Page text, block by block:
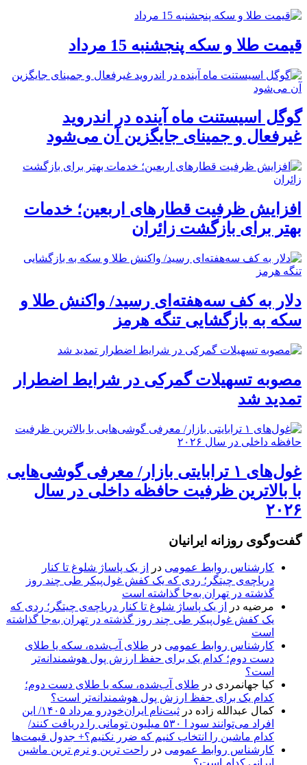
قیمت طلا و سکه پنجشنبه 15 مرداد
گوگل اسیستنت ماه آینده در اندروید
غیرفعال و جمینای جایگزین آن می‌شود
افزایش ظرفیت قطارهای اربعین؛ خدمات
بهتر برای بازگشت زائران
دلار به کف سه‌هفته‌ای رسید/ واکنش طلا و
سکه به بازگشایی تنگه هرمز
مصوبه تسهیلات گمرکی در شرایط اضطرار
تمدید شد
غول‌های ۱ ترابایتی بازار/ معرفی گوشی‌هایی
با بالاترین ظرفیت حافظه داخلی در سال
۲۰۲۶
گفت‌وگوی روزانه ایرانیان
کارشناس روابط عمومی در
از یک پاساژ شلوغ تا کنار
دریاچه‌ی چیتگر؛ ردی که یک کفش غول‌پیکر طی چند روز
گذشته در تهران به‌جا گذاشته است
مرضیه در
از یک پاساژ شلوغ تا کنار دریاچه‌ی چیتگر؛ ردی که
یک کفش غول‌پیکر طی چند روز گذشته در تهران به‌جا گذاشته
است
کارشناس روابط عمومی در طلای آب‌شده، سکه یا طلای
دست دوم؛ کدام یک برای حفظ ارزش پول هوشمندانه‌تر
است؟
کیا جهانمردی در طلای آب‌شده، سکه یا طلای دست دوم؛
کدام یک برای حفظ ارزش پول هوشمندانه‌تر است؟
کمال عبدالله زاده در
ثبت‌نام ایران‌خودرو مرداد ۱۴۰۵/ این
افراد می‌توانند سود ا ۵۳۰ میلیون تومانی را دریافت کنند/
کدام ماشین را انتخاب کنیم که ضرر نکنیم؟+ جدول قیمت‌ها
کارشناس روابط عمومی در راحت ترین و نرم ترین ماشین